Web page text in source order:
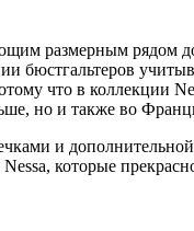
размерным рядом
бюстгальтеров
что в коллекции
но и также во
и
которые